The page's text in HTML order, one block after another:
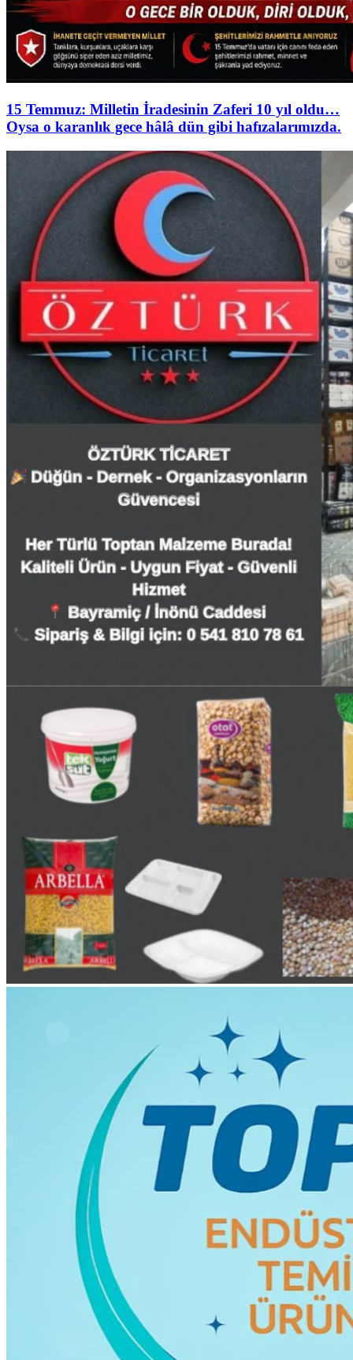
15 Temmuz: Milletin İradesinin Zaferi 10 yıl oldu…
Oysa o karanlık gece hâlâ dün gibi hafızalarımızda.